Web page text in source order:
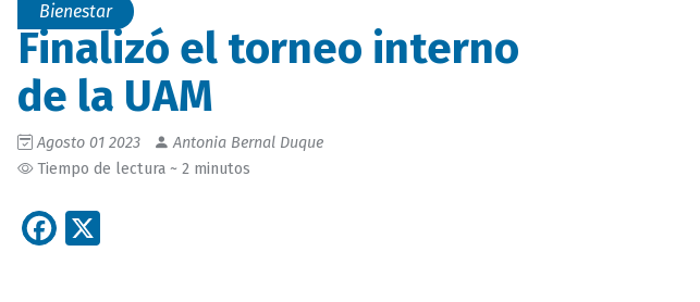
Bienestar
Finalizó el torneo interno
de la UAM
Agosto 01 2023
Antonia Bernal Duque
Tiempo de lectura ~ 2 minutos
Facebook